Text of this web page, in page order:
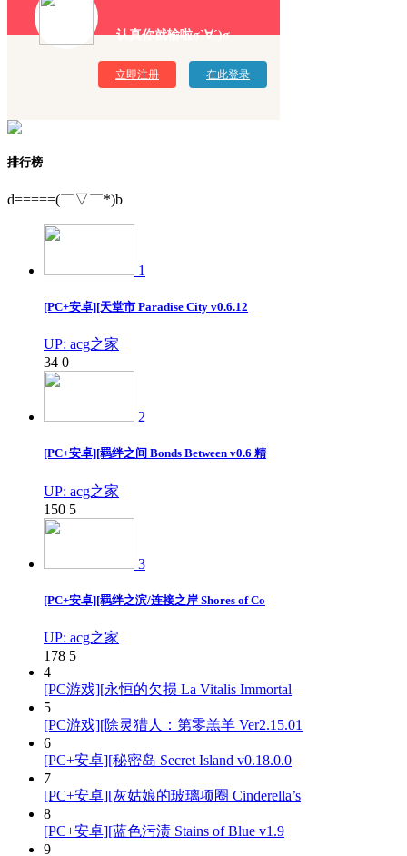
认真你就输啦σ`∀´)σ
立即注册 在此登录
排行榜
d=====(￣▽￣*)b
1
[PC+安卓][天堂市 Paradise City v0.6.12
UP: acg之家
34 0
2
[PC+安卓][羁绊之间 Bonds Between v0.6 精
UP: acg之家
150 5
3
[PC+安卓][羁绊之滨/连接之岸 Shores of Co
UP: acg之家
178 5
4
[PC游戏][永恒的欠损 La Vitalis Immortal
5
[PC游戏][除灵猎人：第零羔羊 Ver2.15.01
6
[PC+安卓][秘密岛 Secret Island v0.18.0.0
7
[PC+安卓][灰姑娘的玻璃项圈 Cinderella’s
8
[PC+安卓][蓝色污渍 Stains of Blue v1.9
9